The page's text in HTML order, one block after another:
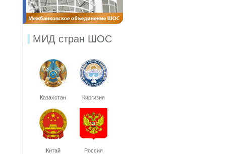
МИД стран ШОС
Казахстан Киргизия
Китай Россия